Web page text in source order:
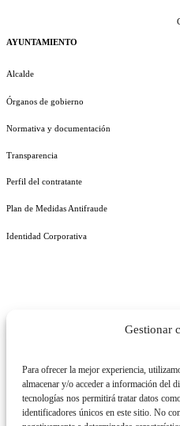
Gestionar
Para ofrecer la mejor experiencia,
almacenar y/o acceder a información del
tecnologías nos permitirá tratar datos
identificadores únicos en este sitio. No
AYUNTAMIENTO
Alcalde
Órganos de gobierno
Normativa y documentación
Transparencia
Perfil del contratante
Plan de Medidas Antifraude
Identidad Corporativa
POLÍTICA DE PRIVACIDAD